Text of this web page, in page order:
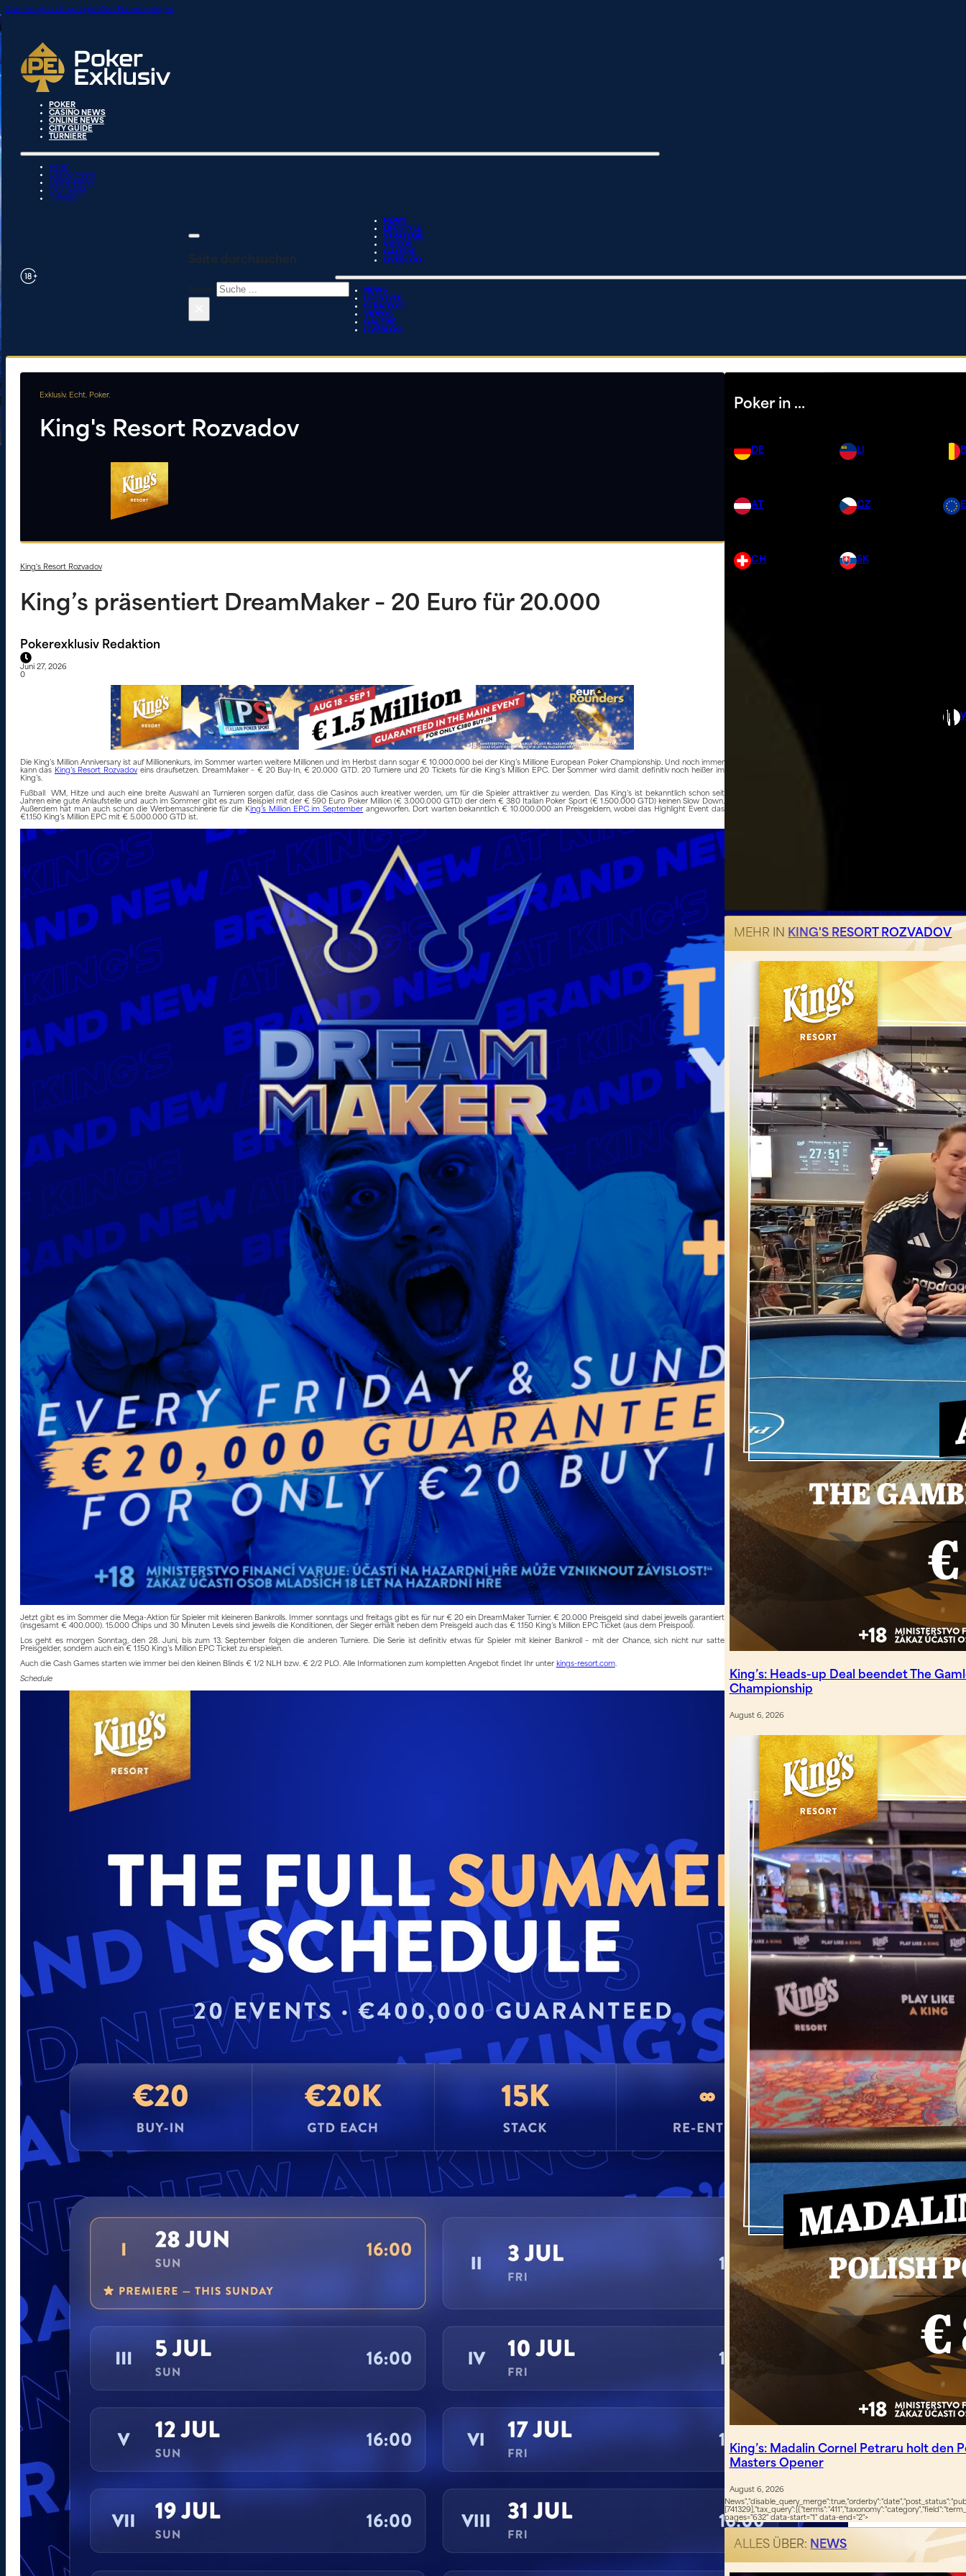
Zum Hauptinhalt springenZum Footer springen
POKER
CASINO NEWS
ONLINE NEWS
CITY GUIDE
TURNIERE
Poker
Casino News
Online News
City Guide
Turniere
Seite durchsuchen
NEWS
LIFESTYLE
STRATEGIE
VIDEOS
GALERIE
LIVEBLOG
NEWS
LIFESTYLE
STRATEGIE
VIDEOS
GALERIE
LIVEBLOG
Exklusiv. Echt. Poker.
King's Resort Rozvadov
King's Resort Rozvadov
King’s präsentiert DreamMaker – 20 Euro für 20.000
Pokerexklusiv Redaktion
Juni 27, 2026
0
Die King’s Million Anniversary ist auf Millionenkurs, im Sommer warten weitere Millionen und im Herbst dann sogar € 10.000.000 bei der King’s Millione European Poker Championship. Und noch immer
kann das King’s Resort Rozvadov eins draufsetzen. DreamMaker – € 20 Buy-In, € 20.000 GTD. 20 Turniere und 20 Tickets für die King’s Million EPC. Der Sommer wird damit definitiv noch heißer im
King’s.
Fußball WM, Hitze und auch eine breite Auswahl an Turnieren sorgen dafür, dass die Casinos auch kreativer werden, um für die Spieler attraktiver zu werden. Das King’s ist bekanntlich schon seit
Jahren eine gute Anlaufstelle und auch im Sommer gibt es zum Beispiel mit der € 590 Euro Poker Million (€ 3.000.000 GTD) der dem € 380 Italian Poker Sport (€ 1.500.000 GTD) keinen Slow Down.
Außerdem hat man auch schon die Werbemaschinerie für die King’s Million EPC im September angeworfen. Dort warten bekanntlich € 10.000.000 an Preisgeldern, wobei das Highlight Event das
€1.150 King’s Million EPC mit € 5.000.000 GTD ist.
Jetzt gibt es im Sommer die Mega-Aktion für Spieler mit kleineren Bankrolls. Immer sonntags und freitags gibt es für nur € 20 ein DreamMaker Turnier. € 20.000 Preisgeld sind dabei jeweils garantiert
(insgesamt € 400.000). 15.000 Chips und 30 Minuten Levels sind jeweils die Konditionen, der Sieger erhält neben dem Preisgeld auch das € 1.150 King’s Million EPC Ticket (aus dem Preispool).
Los geht es morgen Sonntag, den 28. Juni, bis zum 13. September folgen die anderen Turniere. Die Serie ist definitiv etwas für Spieler mit kleiner Bankroll – mit der Chance, sich nicht nur satte
Preisgelder, sondern auch ein € 1.150 King’s Million EPC Ticket zu erspielen.
Auch die Cash Games starten wie immer bei den kleinen Blinds € 1/2 NLH bzw. € 2/2 PLO. Alle Informationen zum kompletten Angebot findet Ihr unter kings-resort.com.
Schedule
Poker in …
DE
AT
CH
LI
CZ
SK
MEHR IN KING'S RESORT ROZVADOV
King’s: Heads-up Deal beendet The
Championship
August 6, 2026
King’s: Madalin Cornel Petraru holt den
Masters Opener
August 6, 2026
pages="632" data-start="1" data-end="2">
ALLES ÜBER: NEWS